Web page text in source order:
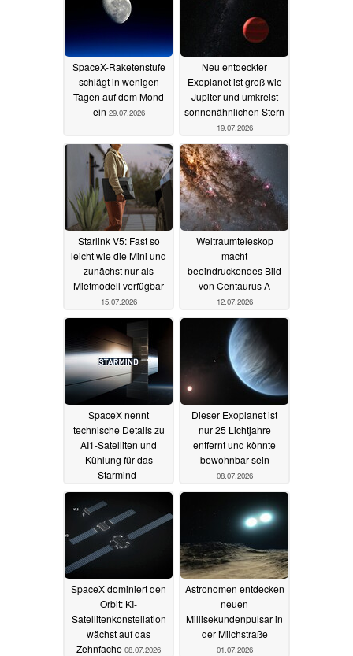
SpaceX-Raketenstufe
schlägt in wenigen
Tagen auf dem Mond
ein 29.07.2026
Neu entdeckter
Exoplanet ist groß wie
Jupiter und umkreist
sonnenähnlichen Stern
19.07.2026
Starlink V5: Fast so
leicht wie die Mini und
zunächst nur als
Mietmodell verfügbar
15.07.2026
Weltraumteleskop
macht
beeindruckendes Bild
von Centaurus A
12.07.2026
SpaceX nennt
technische Details zu
AI1-Satelliten und
Kühlung für das
Starmind-
Rechenzentrum im All
11.07.2026
Dieser Exoplanet ist
nur 25 Lichtjahre
entfernt und könnte
bewohnbar sein
08.07.2026
SpaceX dominiert den
Orbit: KI-
Satellitenkonstellation
wächst auf das
Zehnfache 08.07.2026
Astronomen entdecken
neuen
Millisekundenpulsar in
der Milchstraße
01.07.2026